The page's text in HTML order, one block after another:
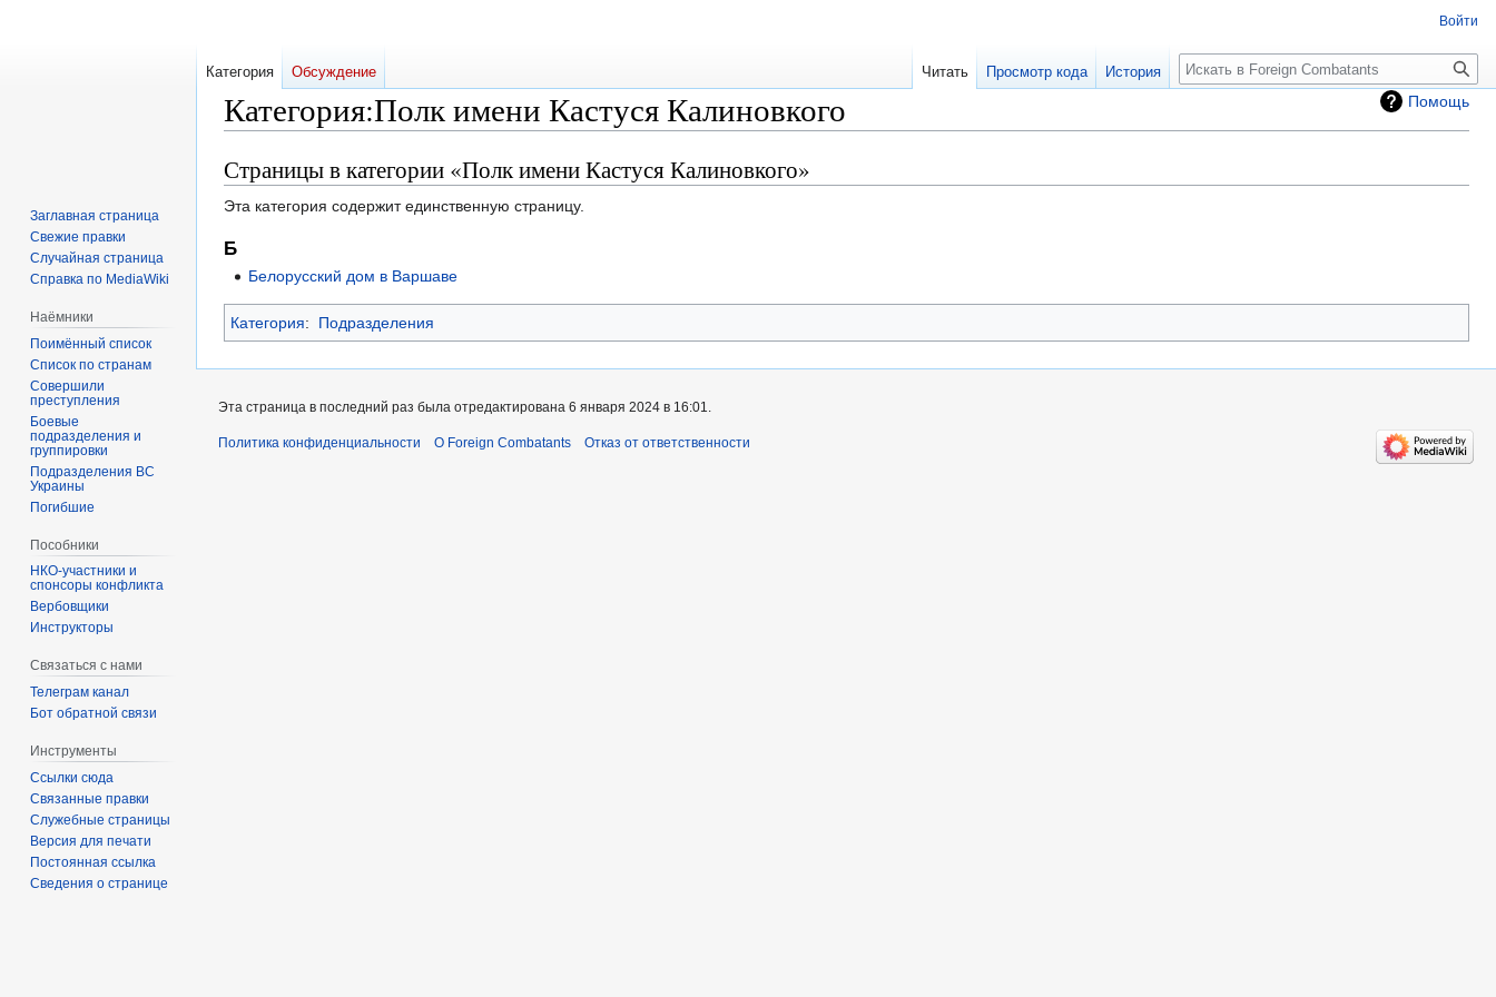
Помощь
Категория:Полк имени Кастуся Калиновкого
Перейти
к
навигации
Перейти
к
поиску
Страницы в категории «Полк имени Кастуся Калиновкого»
Эта категория содержит единственную страницу.
Б
Белорусский дом в Варшаве
Категория: Подразделения
Войти
Категория Обсуждение Читать Просмотр кода История
Заглавная страница
Свежие правки
Случайная страница
Справка по MediaWiki
Наёмники
Поимённый список
Список по странам
Совершили
преступления
Боевые
подразделения и
группировки
Подразделения ВС
Украины
Погибшие
Пособники
спонсоры конфликта
‏‎Вербовщики
Инструкторы
Связаться с нами
Телеграм канал
Бот обратной связи
Инструменты
Ссылки сюда
Связанные правки
Служебные страницы
Версия для печати
Постоянная ссылка
Сведения о странице
Эта страница в последний раз была отредактирована 6 января 2024 в 16:01.
Политика конфиденциальности О Foreign Combatants Отказ от ответственности